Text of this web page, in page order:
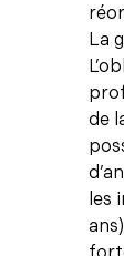
La
de
les